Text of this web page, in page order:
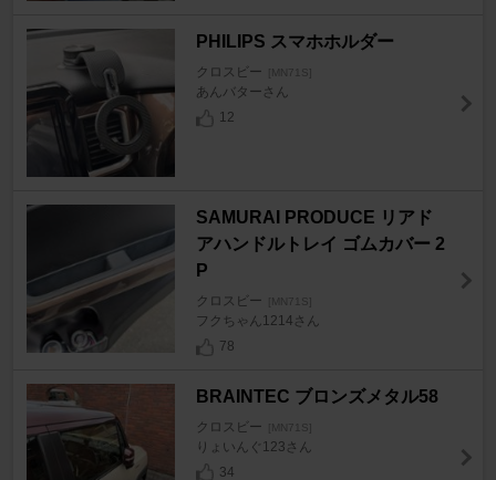
PHILIPS スマホホルダー
クロスビー [MN71S]
あんバターさん
12
SAMURAI PRODUCE リアド
アハンドルトレイ ゴムカバー 2
P
クロスビー [MN71S]
フクちゃん1214さん
78
BRAINTEC ブロンズメタル58
クロスビー [MN71S]
りょいんぐ123さん
34